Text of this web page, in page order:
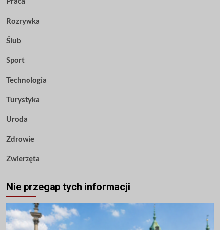
Rozrywka
Ślub
Sport
Technologia
Turystyka
Uroda
Zdrowie
Zwierzęta
Nie przegap tych informacji